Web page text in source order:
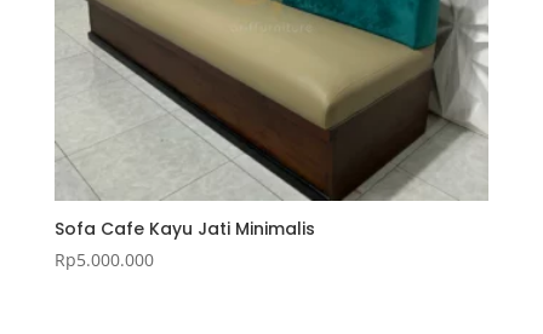
Sofa Cafe Kayu Jati Minimalis
Rp5.000.000